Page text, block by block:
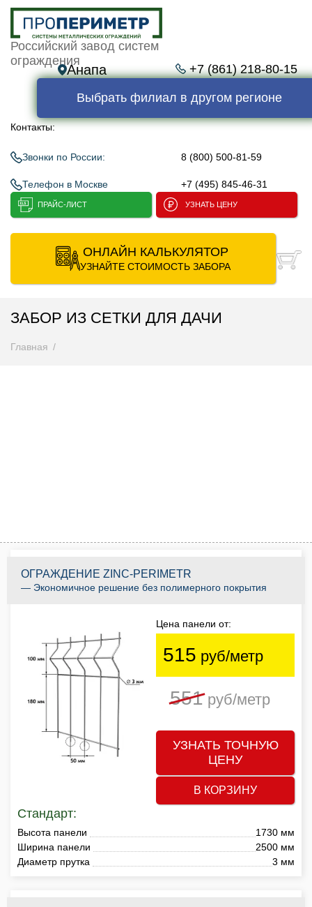
Российский завод систем
ограждения
Анапа +7 (861) 218-80-15
Выбрать филиал в другом регионе
Контакты:
Звонки по России: 8 (800) 500-81-59
Телефон в Москве +7 (495) 845-46-31
ПРАЙС-ЛИСТ УЗНАТЬ ЦЕНУ
ОНЛАЙН КАЛЬКУЛЯТОР
УЗНАЙТЕ СТОИМОСТЬ ЗАБОРА
ЗАБОР ИЗ СЕТКИ ДЛЯ ДАЧИ
Главная
ОГРАЖДЕНИЕ ZINC-PERIMETR
— Экономичное решение без полимерного покрытия
Цена панели от:
515 руб/метр
551руб/метр
УЗНАТЬ ТОЧНУЮ
ЦЕНУ
В КОРЗИНУ
Стандарт:
Высота панели
1730 мм
Ширина панели
2500 мм
Диаметр прутка
3 мм